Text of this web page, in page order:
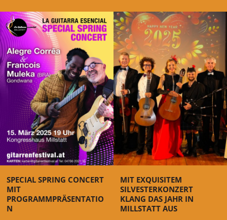
SPECIAL SPRING CONCERT
MIT
PROGRAMMPRÄSENTATIO
N
MIT EXQUISITEM
SILVESTERKONZERT
KLANG DAS JAHR IN
MILLSTATT AUS